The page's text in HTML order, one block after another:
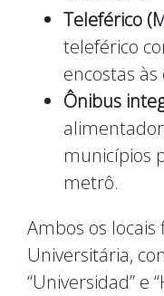
Teleférico
teleférico
encostas
Ônibus
municípios
metrô.
Ambos os
Universitária,
“Universidad” e